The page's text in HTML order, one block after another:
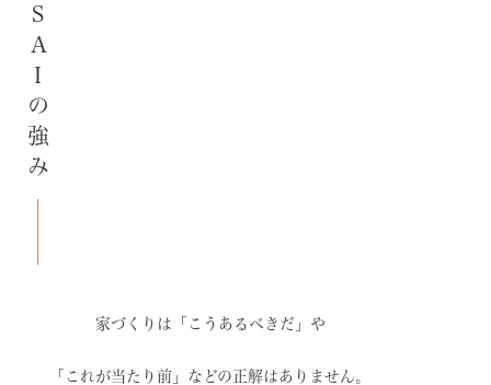
SAIの強み
家づくりは「こうあるべきだ」や
「これが当たり前」などの正解はありません。